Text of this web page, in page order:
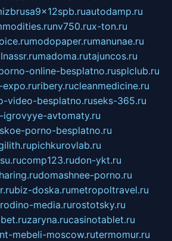
autodamp.ru
nv750.rux-ton.ru
modopaper.rumanunae.ru
madoma.rutajuncos.ru
online-besplatno.rusplclub.ru
ribery.rucleanmedicine.ru
video-besplatno.ruseks-365.ru
igrovyye-avtomaty.ru
porno-besplatno.ru
pichkurovlab.ru
comp123.rudon-ykt.ru
domashnee-porno.ru
biz-doska.rumetropoltravel.ru
media.rurostotsky.ru
zaryna.rucasinotablet.ru
mebeli-moscow.rutermomur.ru